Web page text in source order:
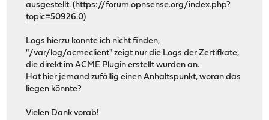
ausgestellt. (https://forum.opnsense.org/index.php?
topic=50926.0)
Logs hierzu konnte ich nicht finden,
"/var/log/acmeclient" zeigt nur die Logs der Zertifkate,
die direkt im ACME Plugin erstellt wurden an.
Hat hier jemand zufällig einen Anhaltspunkt, woran das
liegen könnte?
Vielen Dank vorab!